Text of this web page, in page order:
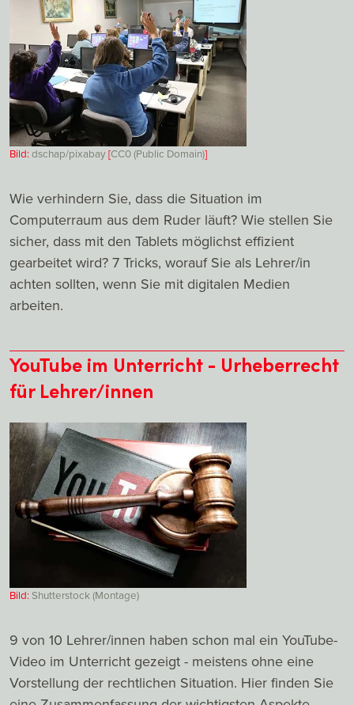
Bild:dschap/pixabay[CC0 (Public Domain)]
Wie verhindern Sie, dass die Situation im
Computerraum aus dem Ruder läuft? Wie stellen Sie
sicher, dass mit den Tablets möglichst effizient
gearbeitet wird? 7 Tricks, worauf Sie als Lehrer/in
achten sollten, wenn Sie mit digitalen Medien
arbeiten.
YouTube im Unterricht - Urheberrecht
für Lehrer/innen
Bild:Shutterstock (Montage)
9 von 10 Lehrer/innen haben schon mal ein YouTube-
Video im Unterricht gezeigt - meistens ohne eine
Vorstellung der rechtlichen Situation. Hier finden Sie